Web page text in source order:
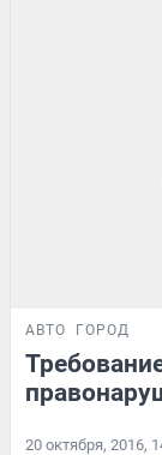
АВТО ГОРОД
20 октября, 2016,